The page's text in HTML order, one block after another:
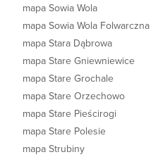
mapa Sowia Wola
mapa Sowia Wola Folwarczna
mapa Stara Dąbrowa
mapa Stare Gniewniewice
mapa Stare Grochale
mapa Stare Orzechowo
mapa Stare Pieścirogi
mapa Stare Polesie
mapa Strubiny